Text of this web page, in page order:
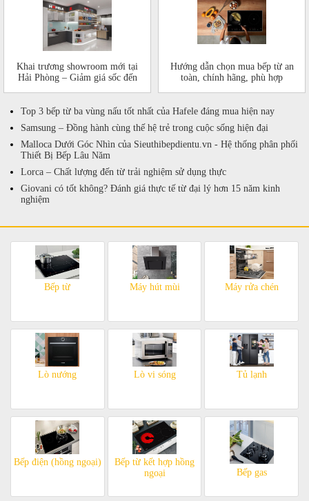
Khai trương showroom mới tại
Hải Phòng – Giảm giá sốc đến
Hướng dẫn chọn mua bếp từ an
toàn, chính hãng, phù hợp
Top 3 bếp từ ba vùng nấu tốt nhất của Hafele đáng mua hiện nay
Samsung – Đồng hành cùng thế hệ trẻ trong cuộc sống hiện đại
Malloca Dưới Góc Nhìn của Sieuthibepdientu.vn - Hệ thống phân phối
Thiết Bị Bếp Lâu Năm
Lorca – Chất lượng đến từ trải nghiệm sử dụng thực
Giovani có tốt không? Đánh giá thực tế từ đại lý hơn 15 năm kinh
nghiệm
Bếp từ Máy hút mùi Máy rửa chén
Lò nướng Lò vi sóng Tủ lạnh
Bếp điện (hồng ngoại)
Bếp từ kết hợp hồng
ngoại
Bếp gas